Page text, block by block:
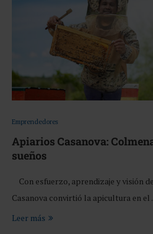
Emprendedores
Apiarios Casanova:
sueños
Con esfuerzo, aprendizaje y visión
Casanova convirtió la apicultura en
Leer más